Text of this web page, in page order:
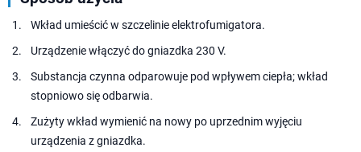
Wkład umieścić w szczelinie elektrofumigatora.
Urządzenie włączyć do gniazdka 230 V.
Substancja czynna odparowuje pod wpływem ciepła; wkład
stopniowo się odbarwia.
Zużyty wkład wymienić na nowy po uprzednim wyjęciu
urządzenia z gniazdka.